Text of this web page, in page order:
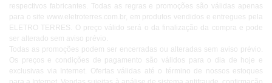
respectivos fabricantes. Todas as regras e promoções são válidas apenas
para o site www.eletroterres.com.br, em produtos vendidos e entregues pela
ELETRO TERRES. O preço válido será o da finalização da compra e pode
ser alterado sem aviso prévio.
Todas as promoções podem ser encerradas ou alteradas sem aviso prévio.
Os preços e condições de pagamento são válidos para o dia de hoje e
exclusivas via Internet. Ofertas válidas até o término de nossos estoques